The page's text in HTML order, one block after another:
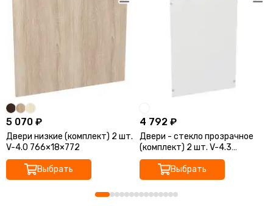
5 070 ₽
Двери низкие (комплект) 2 шт.
V-4.0 766×18×772
Выбрать
4 792 ₽
Двери - стекло прозрачное
(комплект) 2 шт. V-4.3
766×4×1148
Выбрать